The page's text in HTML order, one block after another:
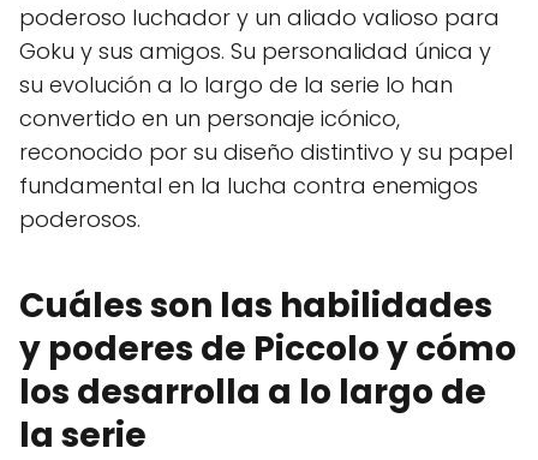
poderoso luchador y un aliado valioso para
Goku y sus amigos. Su personalidad única y
su evolución a lo largo de la serie lo han
convertido en un personaje icónico,
reconocido por su diseño distintivo y su papel
fundamental en la lucha contra enemigos
poderosos.
Cuáles son las habilidades
y poderes de Piccolo y cómo
los desarrolla a lo largo de
la serie